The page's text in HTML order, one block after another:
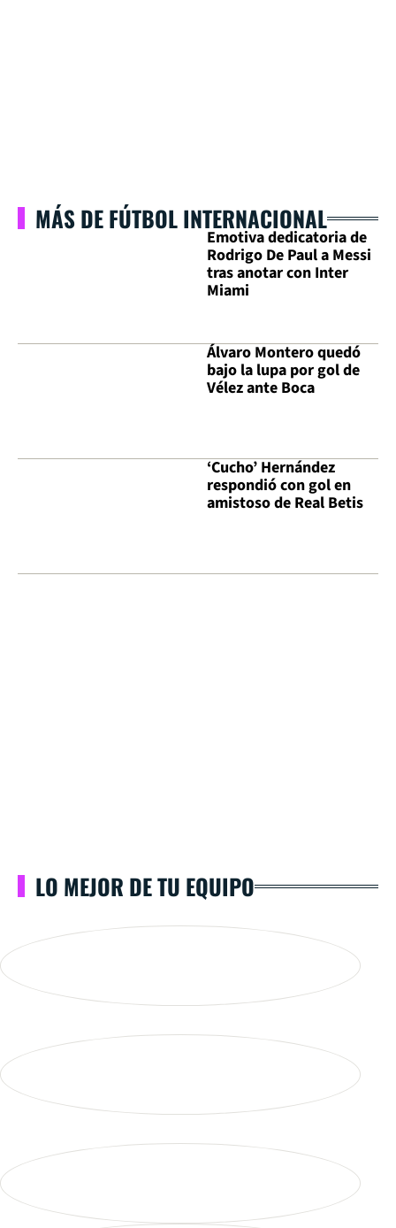
MÁS DE FÚTBOL INTERNACIONAL
Emotiva dedicatoria de
Rodrigo De Paul a Messi
tras anotar con Inter
Miami
Álvaro Montero quedó
bajo la lupa por gol de
Vélez ante Boca
‘Cucho’ Hernández
respondió con gol en
amistoso de Real Betis
LO MEJOR DE TU EQUIPO